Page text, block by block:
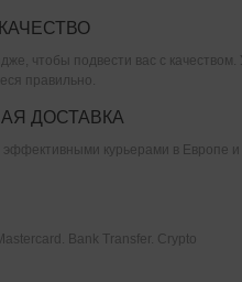
чтобы подвести вас с качеством.
правильно.
ДОСТАВКА
курьерами в Европе и
Bank Transfer. Crypto